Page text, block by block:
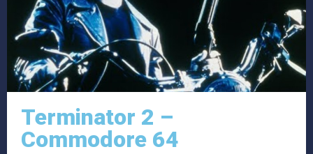
Terminator 2 –
Commodore 64